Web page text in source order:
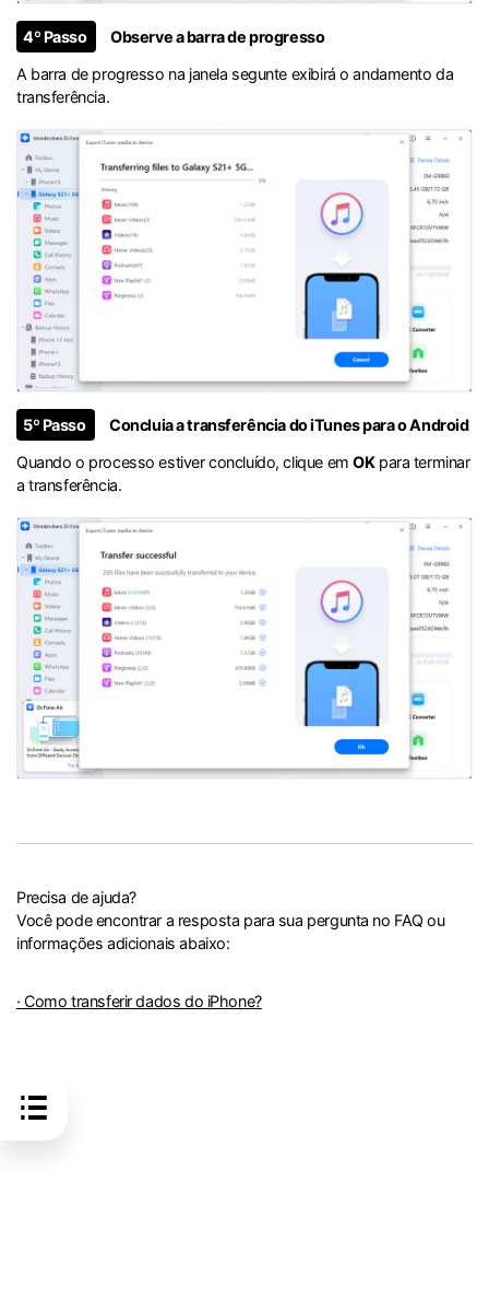
4º Passo
Observe a barra de progresso
A barra de progresso na janela segunte exibirá o andamento da
transferência.
5º Passo
Concluia a transferência do iTunes para o Android
Quando o processo estiver concluído, clique emOKpara terminar
a transferência.
Precisa de ajuda?
Você pode encontrar a resposta para sua pergunta no FAQ ou
informações adicionais abaixo:
· Como transferir dados do iPhone?